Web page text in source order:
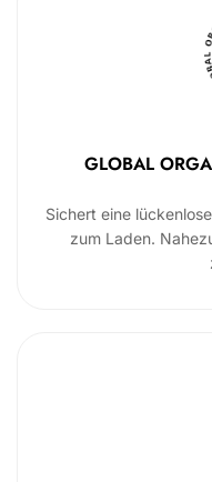
GLOBAL
Sichert eine
zum Laden.